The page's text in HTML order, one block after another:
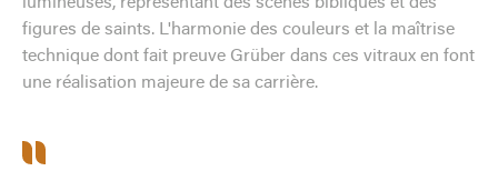
figures de saints. L'harmonie des couleurs et la maîtrise
technique dont fait preuve Grüber dans ces vitraux en font
une réalisation majeure de sa carrière.